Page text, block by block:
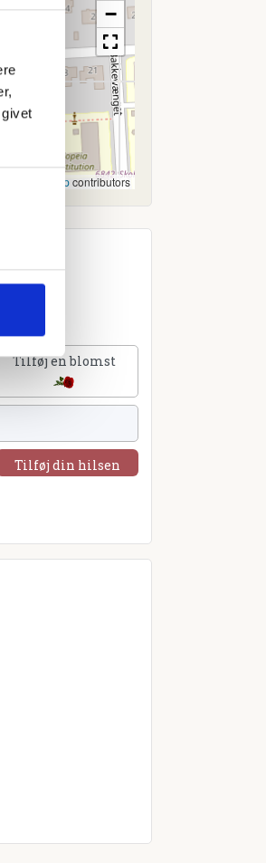
−
OpenStreetMapcontributors
Tilføj en blomst
Tilføj din hilsen